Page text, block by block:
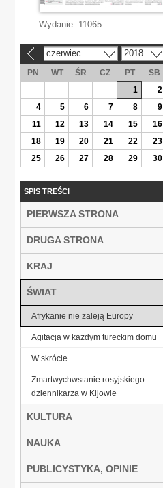
Wydanie: 11065
czerwiec 2018
PN WT ŚR CZ PT SB
1
2
4
5 6 7 8 9
11
12 13 14 15 16
18
19 20 21 22 23
25
26 27 28 29 30
SPIS TREŚCI
PIERWSZA STRONA
DRUGA STRONA
KRAJ
ŚWIAT
Afrykanie nie zaleją Europy
Agitacja w każdym tureckim domu
W skrócie
Zmartwychwstanie rosyjskiego
dziennikarza w Kijowie
KULTURA
NAUKA
PUBLICYSTYKA, OPINIE